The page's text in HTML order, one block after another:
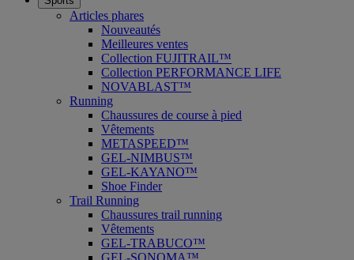
Articles phares
Nouveautés
Meilleures ventes
Collection FUJITRAIL™
Collection PERFORMANCE LIFE
NOVABLAST™
Running
Chaussures de course à pied
Vêtements
METASPEED™
GEL-NIMBUS™
GEL-KAYANO™
Shoe Finder
Trail Running
Chaussures trail running
Vêtements
GEL-TRABUCO™
GEL-SONOMA™